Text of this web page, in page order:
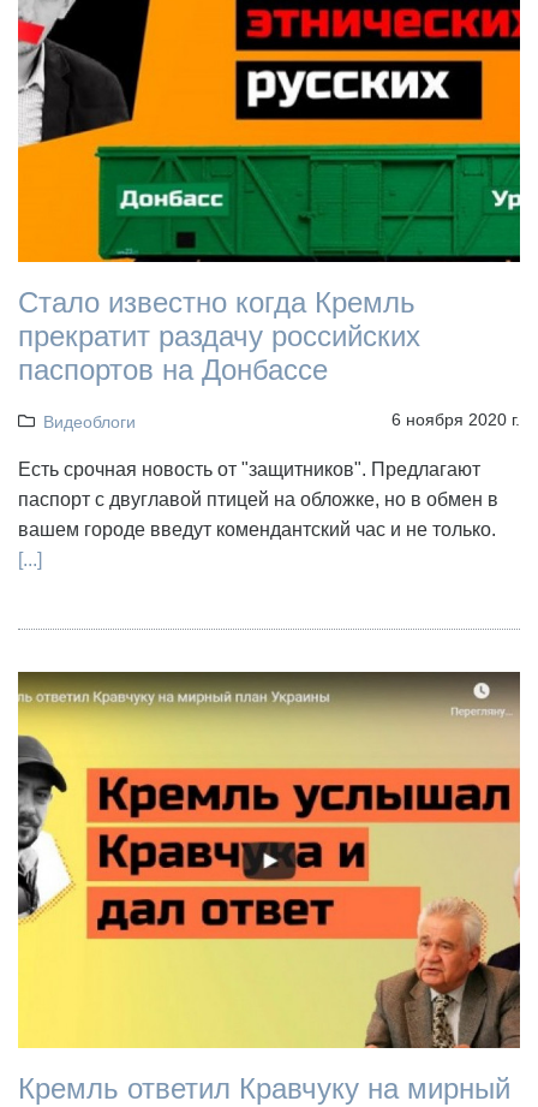
Стало известно когда Кремль
прекратит раздачу российских
паспортов на Донбассе
Видеоблоги 6 ноября 2020 г.
Есть срочная новость от "защитников". Предлагают
паспорт с двуглавой птицей на обложке, но в обмен в
вашем городе введут комендантский час и не только.
[...]
Кремль ответил Кравчуку на мирный